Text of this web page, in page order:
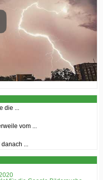
die ...
vom ...
...